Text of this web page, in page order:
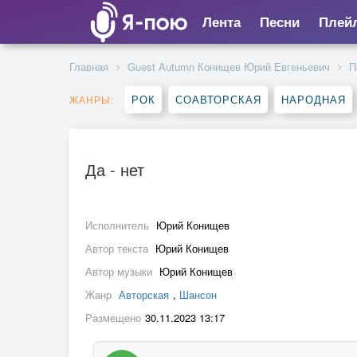
Лента Песни
Главная Guest Autumn Конищев Юрий Евгеньевич
ЖАНРЫ: РОК СОАВТОРСКАЯ НАРОДНАЯ
Да - нет
Исполнитель Юрий Конищев
Автор текста Юрий Конищев
Автор музыки Юрий Конищев
Жанр Авторская , Шансон
Размещено 30.11.2023 13:17